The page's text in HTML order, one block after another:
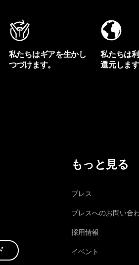
私たちはギアを生かし
つづけます。
私たちは
還元します
もっと見る
プレス
プレスへのお問い合
採用情報
イベント